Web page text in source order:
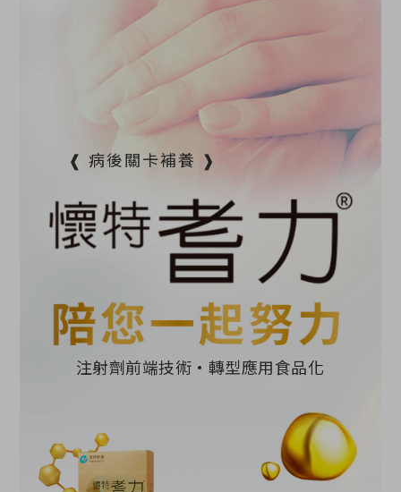
❰ 病後關卡補養 ❱
注射劑前端技術•轉型應用食品化